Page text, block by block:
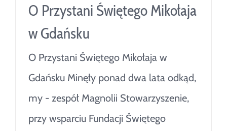
O Przystani Świętego Mikołaja
w Gdańsku
O Przystani Świętego Mikołaja w
Gdańsku Minęły ponad dwa lata odkąd,
my - zespół Magnolii Stowarzyszenie,
przy wsparciu Fundacji Świętego